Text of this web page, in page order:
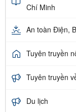
Chí Minh
An toàn Điện,
Tuyên truyền
Tuyên truyền
Du lịch